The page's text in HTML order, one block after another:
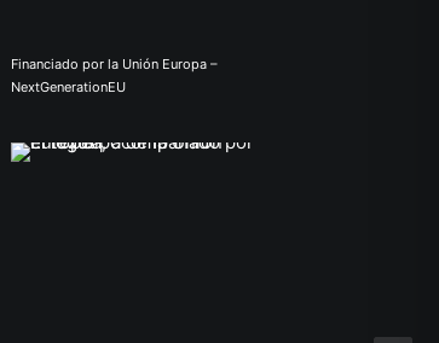
Financiado por la Unión Europa –
NextGenerationEU